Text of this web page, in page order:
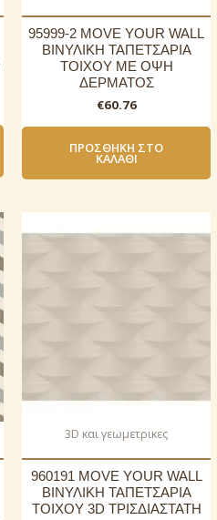
95999-2 MOVE YOUR WALL
ΒΙΝΥΛΙΚΗ ΤΑΠΕΤΣΑΡΙΑ
ΤΟΙΧΟΥ ΜΕ ΟΨΗ
ΔΕΡΜΑΤΟΣ
€60.76
ΠΡΟΣΘΉΚΗ ΣΤΟ
ΚΑΛΆΘΙ
3D και γεωμετρικες
960191 MOVE YOUR WALL
ΒΙΝΥΛΙΚΗ ΤΑΠΕΤΣΑΡΙΑ
ΤΟΙΧΟΥ 3D ΤΡΙΣΔΙΑΣΤΑΤΗ